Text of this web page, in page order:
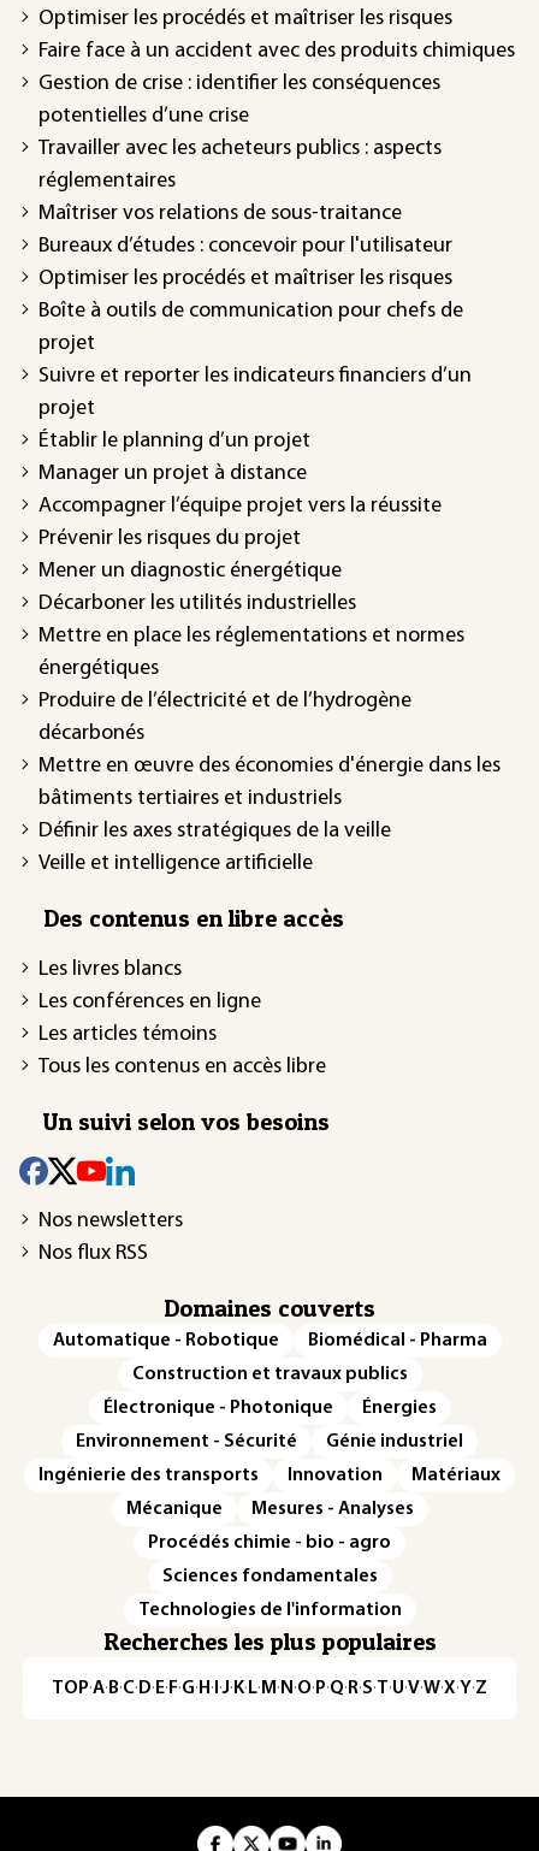
Optimiser les procédés et maîtriser les risques
Faire face à un accident avec des produits chimiques
Gestion de crise : identifier les conséquences
potentielles d’une crise
Travailler avec les acheteurs publics : aspects
réglementaires
Maîtriser vos relations de sous-traitance
Bureaux d’études : concevoir pour l'utilisateur
Optimiser les procédés et maîtriser les risques
Boîte à outils de communication pour chefs de
projet
Suivre et reporter les indicateurs financiers d’un
projet
Établir le planning d’un projet
Manager un projet à distance
Accompagner l’équipe projet vers la réussite
Prévenir les risques du projet
Mener un diagnostic énergétique
Décarboner les utilités industrielles
Mettre en place les réglementations et normes
énergétiques
Produire de l’électricité et de l’hydrogène
décarbonés
Mettre en œuvre des économies d'énergie dans les
bâtiments tertiaires et industriels
Définir les axes stratégiques de la veille
Veille et intelligence artificielle
Des contenus en libre accès
Les livres blancs
Les conférences en ligne
Les articles témoins
Tous les contenus en accès libre
Un suivi selon vos besoins
Nos newsletters
Nos flux RSS
Domaines couverts
Automatique - Robotique
Biomédical - Pharma
Construction et travaux publics
Électronique - Photonique
Énergies
Environnement - Sécurité
Génie industriel
Ingénierie des transports
Innovation
Matériaux
Mécanique
Mesures - Analyses
Procédés chimie - bio - agro
Sciences fondamentales
Technologies de l'information
Recherches les plus populaires
TOP·A·B·C· D· E· F·G· H · ·J· K· L· M · N ·O· P·Q· R·S·T·U·V·W·X·Y·Z